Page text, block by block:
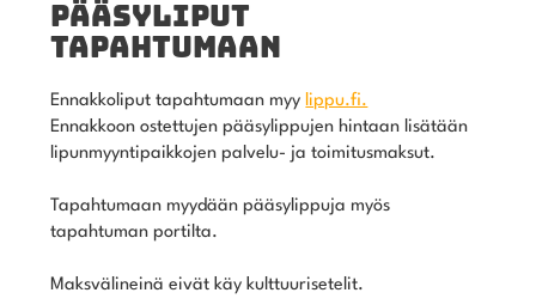
PÄÄSYLIPUT
TAPAHTUMAAN
Ennakkoliput tapahtumaan myylippu.fi.
Ennakkoon ostettujen pääsylippujen hintaan lisätään
lipunmyyntipaikkojen palvelu- ja toimitusmaksut.
Tapahtumaan myydään pääsylippuja myös
tapahtuman portilta.
Maksvälineinä eivät käy kulttuurisetelit.